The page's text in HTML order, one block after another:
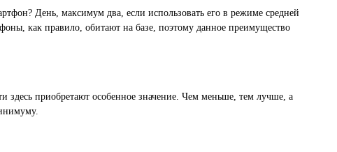
День, максимум два, если использовать его в режиме средней
как правило, обитают на базе, поэтому данное преимущество
приобретают особенное значение. Чем меньше, тем лучше, а